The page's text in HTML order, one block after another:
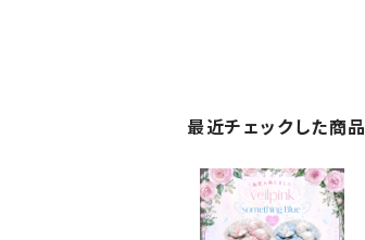
最近チェックした商品